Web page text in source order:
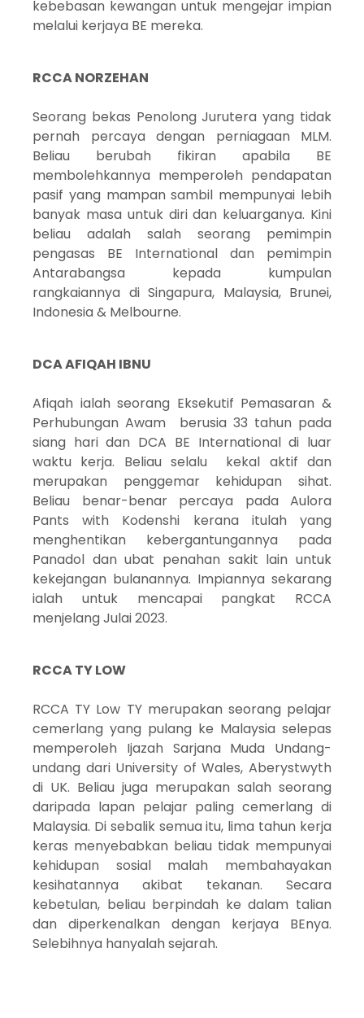
kebebasan kewangan untuk mengejar impian
melalui kerjaya BE mereka.
RCCA NORZEHAN
Seorang bekas Penolong Jurutera yang tidak
pernah percaya dengan perniagaan MLM.
Beliau berubah fikiran apabila BE
membolehkannya memperoleh pendapatan
pasif yang mampan sambil mempunyai lebih
banyak masa untuk diri dan keluarganya. Kini
beliau adalah salah seorang pemimpin
pengasas BE International dan pemimpin
Antarabangsa kepada kumpulan
rangkaiannya di Singapura, Malaysia, Brunei,
Indonesia & Melbourne.
DCA AFIQAH IBNU
Afiqah ialah seorang Eksekutif Pemasaran &
Perhubungan Awam berusia 33 tahun pada
siang hari dan DCA BE International di luar
waktu kerja. Beliau selalu kekal aktif dan
merupakan penggemar kehidupan sihat.
Beliau benar-benar percaya pada Aulora
Pants with Kodenshi kerana itulah yang
menghentikan kebergantungannya pada
Panadol dan ubat penahan sakit lain untuk
kekejangan bulanannya. Impiannya sekarang
ialah untuk mencapai pangkat RCCA
menjelang Julai 2023.
RCCA TY LOW
RCCA TY Low TY merupakan seorang pelajar
cemerlang yang pulang ke Malaysia selepas
memperoleh Ijazah Sarjana Muda Undang-
undang dari University of Wales, Aberystwyth
di UK. Beliau juga merupakan salah seorang
daripada lapan pelajar paling cemerlang di
Malaysia. Di sebalik semua itu, lima tahun kerja
keras menyebabkan beliau tidak mempunyai
kehidupan sosial malah membahayakan
kesihatannya akibat tekanan. Secara
kebetulan, beliau berpindah ke dalam talian
dan diperkenalkan dengan kerjaya BEnya.
Selebihnya hanyalah sejarah.